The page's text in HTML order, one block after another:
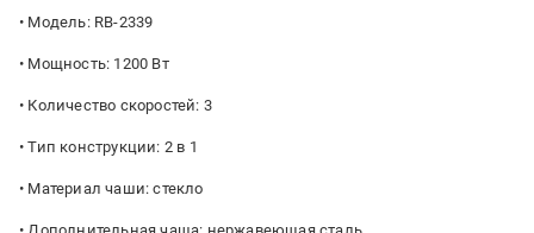
• Модель: RB-2339
• Мощность: 1200 Вт
• Количество скоростей: 3
• Тип конструкции: 2 в 1
• Материал чаши: стекло